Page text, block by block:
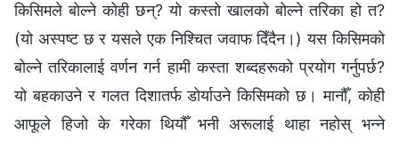
किसिमले बोल्‍ने कोही छन्? यो कस्तो खालको बोल्ने तरिका हो त?
(यो अस्पष्ट छ र यसले एक निश्‍चित जवाफ दिँदैन।) यस किसिमको
बोल्‍ने तरिकालाई वर्णन गर्न हामी कस्ता शब्दहरूको प्रयोग गर्नुपर्छ?
यो बहकाउने र गलत दिशातर्फ डोर्याउने किसिमको छ। मानौँ, कोही
आफूले हिजो के गरेका थियौँ भनी अरूलाई थाहा नहोस् भन्‍ने